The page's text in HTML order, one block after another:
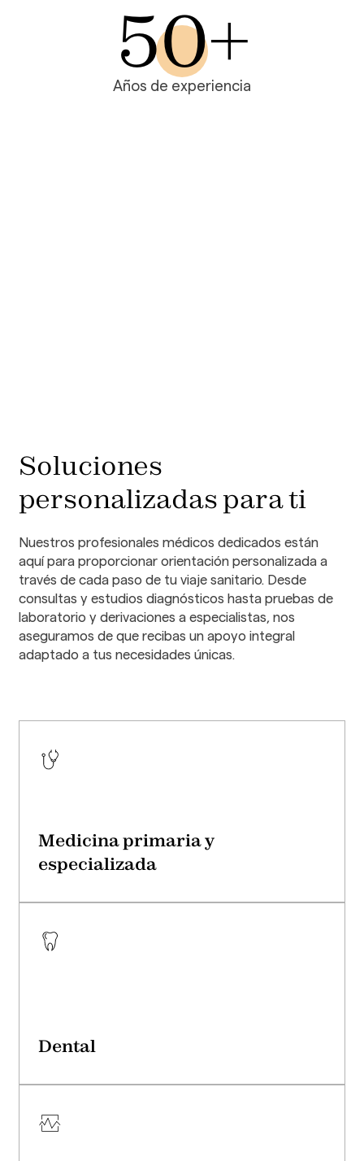
50+
Años de experiencia
Soluciones
personalizadas para ti
Nuestros profesionales médicos dedicados están
aquí para proporcionar orientación personalizada a
través de cada paso de tu viaje sanitario. Desde
consultas y estudios diagnósticos hasta pruebas de
laboratorio y derivaciones a especialistas, nos
aseguramos de que recibas un apoyo integral
adaptado a tus necesidades únicas.
Medicina primaria y
especializada
Dental